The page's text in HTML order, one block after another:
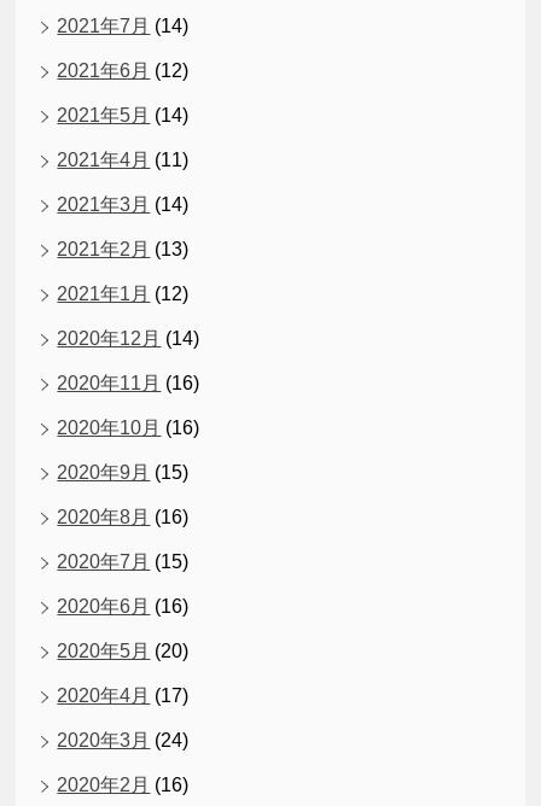
2021年7月 (14)
2021年6月 (12)
2021年5月 (14)
2021年4月 (11)
2021年3月 (14)
2021年2月 (13)
2021年1月 (12)
2020年12月 (14)
2020年11月 (16)
2020年10月 (16)
2020年9月 (15)
2020年8月 (16)
2020年7月 (15)
2020年6月 (16)
2020年5月 (20)
2020年4月 (17)
2020年3月 (24)
2020年2月 (16)